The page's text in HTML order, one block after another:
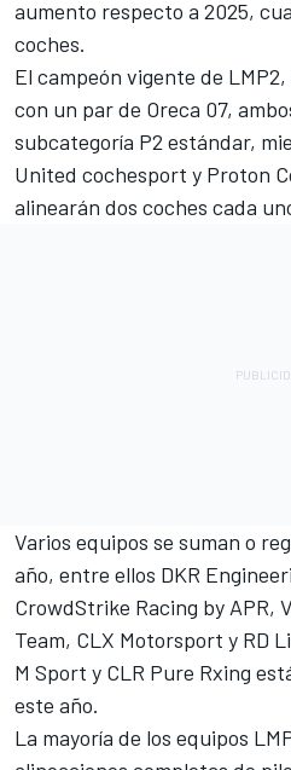
aumento respecto a 2025,
coches.
El campeón vigente de
con un par de Oreca 07,
subcategoría P2 estándar,
United cochesport y Proton
alinearán dos coches cada
Varios equipos se suman o
año, entre ellos DKR
CrowdStrike Racing by APR,
Team, CLX Motorsport y RD
M Sport y CLR Pure Rxing
este año.
La mayoría de los equipos